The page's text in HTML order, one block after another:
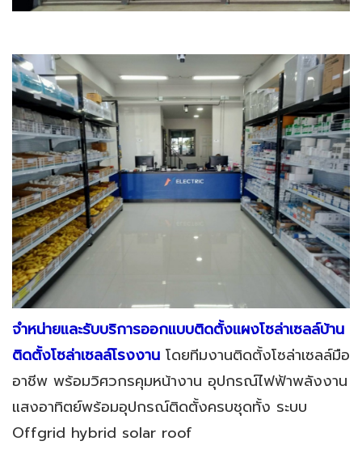
จำหน่ายและรับบริการออกแบบติดตั้งแผงโซล่าเซลล์บ้าน
ติดตั้งโซล่าเซลล์โรงงาน โดยทีมงานติดตั้งโซล่าเซลล์มือ
อาชีพ พร้อมวิศวกรคุมหน้างาน อุปกรณ์ไฟฟ้าพลังงาน
แสงอาทิตย์พร้อมอุปกรณ์ติดตั้งครบชุดทั้ง ระบบ
Offgrid hybrid solar roof